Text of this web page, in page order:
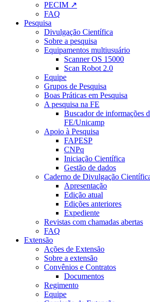
PECIM ↗
FAQ
Pesquisa
Divulgação Científica
Sobre a pesquisa
Equipamentos multiusuário
Scanner OS 15000
Scan Robot 2.0
Equipe
Grupos de Pesquisa
Boas Práticas em Pesquisa
A pesquisa na FE
Buscador de informações
FE/Unicamp
Apoio à Pesquisa
FAPESP
CNPq
Iniciação Científica
Gestão de dados
Caderno de Divulgação
Apresentação
Edição atual
Edições anteriores
Expediente
Revistas com chamadas abertas
FAQ
Extensão
Ações de Extensão
Sobre a extensão
Convênios e Contratos
Documentos
Regimento
Equipe